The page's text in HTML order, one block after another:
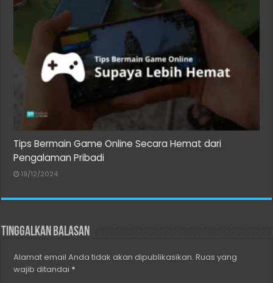
Tips Bermain Game Online Secara Hemat dari
Pengalaman Pribadi
19/12/2024
Tinggalkan Balasan
Alamat email Anda tidak akan dipublikasikan. Ruas yang
wajib ditandai *